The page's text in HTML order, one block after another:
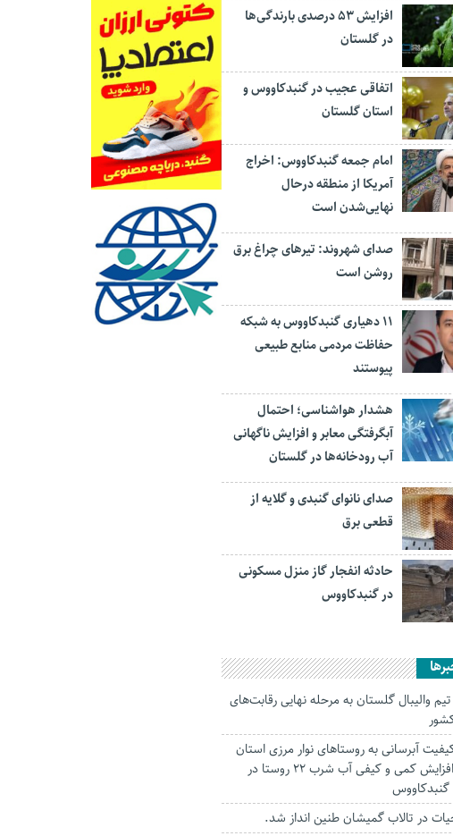
افزایش ۵۳ درصدی بارندگی‌ها
در گلستان
اتفاقی عجیب در‌ گنبدکاووس و
استان گلستان
امام جمعه گنبدکاووس: اخراج
آمریکا از منطقه درحال
نهایی‌شدن است
صدای شهروند: تیرهای چراغ برق
روشن است
۱۱ دهیاری گنبدکاووس به شبکه
حفاظت مردمی منابع طبیعی
پیوستند
هشدار هواشناسی؛ احتمال
آبگرفتگی معابر و افزایش ناگهانی
آب رودخانه‌ها در گلستان
صدای نانوای گنبدی و گلایه از
قطعی برق
حادثه انفجار گاز منزل مسکونی
در گنبدکاووس
تیم والیبال گلستان به مرحله نهایی رقابت‌های
آبرسانی به روستاهای نوار مرزی استان
گلستان/ افزایش کمی و کیفی آب شرب 22 روستا در
در تالاب گمیشان طنین انداز شد.